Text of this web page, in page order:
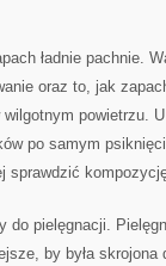
ładnie pachnie.
oraz to, jak
powietrzu.
po samym
do pielęgnacji.
by była skrojona